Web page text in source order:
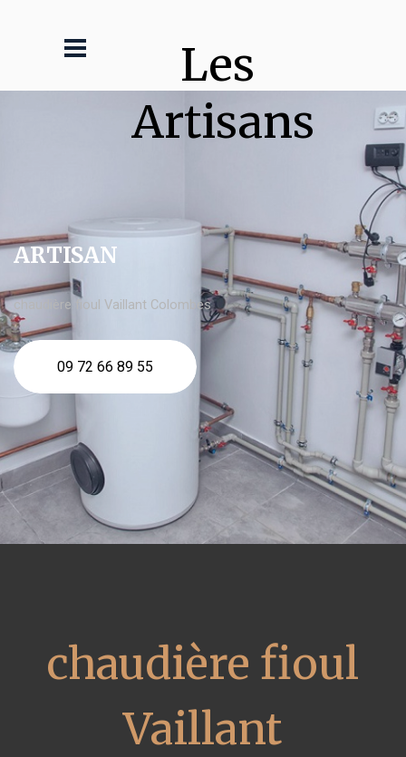
Les
Artisans
ARTISAN
chaudière fioul Vaillant Colombes
09 72 66 89 55
chaudière fioul
Vaillant